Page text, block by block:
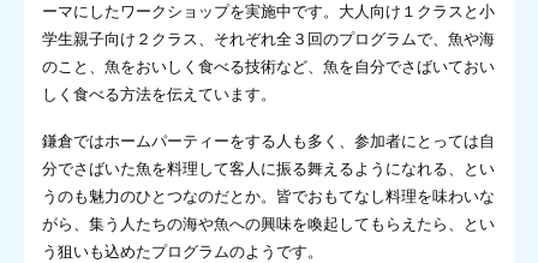
ーマにしたワークショップを実施中です。大人向け１クラスと小
学生親子向け２クラス、それぞれ全３回のプログラムで、魚や海
のこと、魚をおいしく食べる技術など、魚を自分でさばいておい
しく食べる方法を伝えています。
鎌倉ではホームパーティーをする人も多く、参加者にとっては自
分でさばいた魚を料理して客人に振る舞えるようになれる、とい
うのも魅力のひとつなのだとか。皆でおもてなし料理を味わいな
がら、集う人たちの海や魚への興味を喚起してもらえたら、とい
う狙いも込めたプログラムのようです。